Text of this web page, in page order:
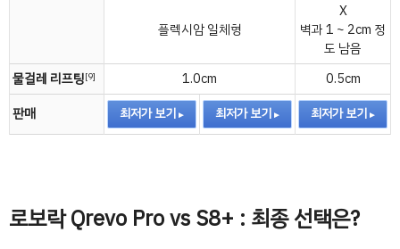
플렉시암 일체형
X
벽과 1 ~ 2cm 정
도 남음
물걸레 리프팅[9] 1.0cm
0.5cm
판매
최저가 보기 최저가 보기 최저가 보기
로보락 Qrevo Pro vs S8+ : 최종 선택은?